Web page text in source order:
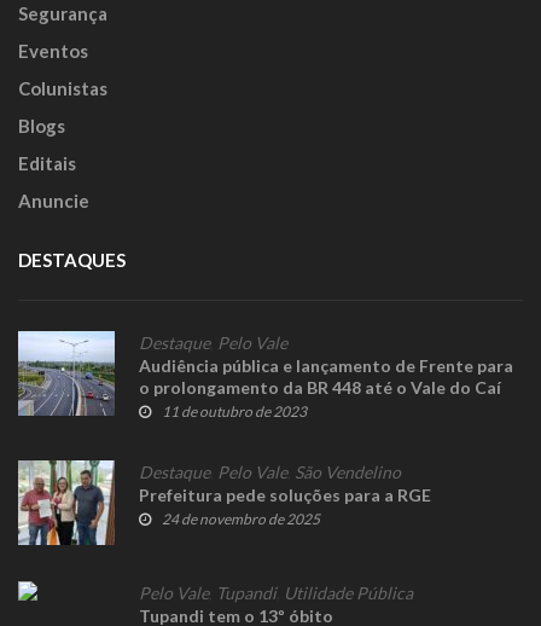
Segurança
Eventos
Colunistas
Blogs
Editais
Anuncie
DESTAQUES
Destaque, Pelo Vale
Audiência pública e lançamento de Frente para
o prolongamento da BR 448 até o Vale do Caí
11 de outubro de 2023
Destaque, Pelo Vale, São Vendelino
Prefeitura pede soluções para a RGE
24 de novembro de 2025
Pelo Vale, Tupandi, Utilidade Pública
Tupandi tem o 13º óbito